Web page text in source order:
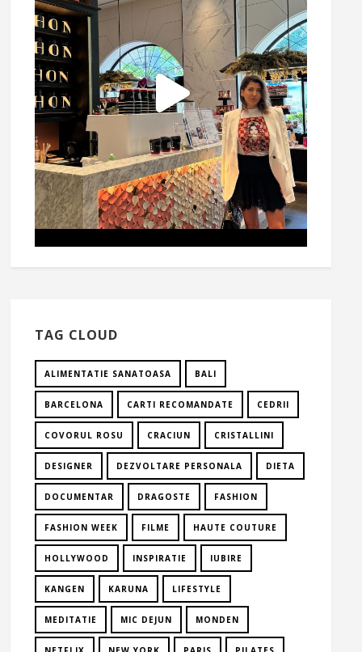
TAG CLOUD
ALIMENTATIE SANATOASA BALI
BARCELONA CARTI RECOMANDATE CEDRII
COVORUL ROSU CRACIUN CRISTALLINI
DESIGNER DEZVOLTARE PERSONALA DIETA
DOCUMENTAR DRAGOSTE FASHION
FASHION WEEK FILME HAUTE COUTURE
HOLLYWOOD INSPIRATIE IUBIRE
KANGEN KARUNA LIFESTYLE
MEDITATIE MIC DEJUN MONDEN